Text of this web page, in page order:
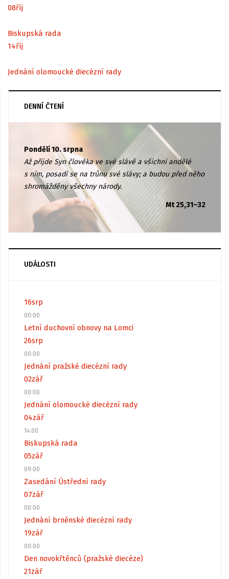
08říj
Biskupská rada
14říj
Jednání olomoucké diecézní rady
DENNÍ ČTENÍ
Pondělí 10. srpna
Až přijde Syn člověka ve své slávě a všichni andělé
s ním, posadí se na trůnu své slávy; a budou před něho
shromážděny všechny národy.
Mt 25,31–32
UDÁLOSTI
16srp
00:00
Letní duchovní obnovy na Lomci
26srp
00:00
Jednání pražské diecézní rady
02zář
00:00
Jednání olomoucké diecézní rady
04zář
14:00
Biskupská rada
05zář
09:00
Zasedání Ústřední rady
07zář
00:00
Jednání brněnské diecézní rady
19zář
00:00
Den novokřtěnců (pražské diecéze)
21zář